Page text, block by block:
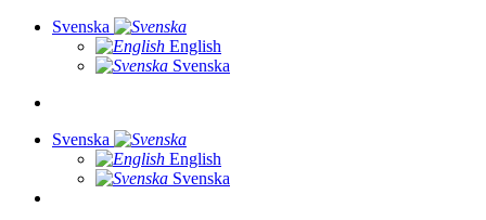
Svenska
English
Svenska
Svenska
English
Svenska